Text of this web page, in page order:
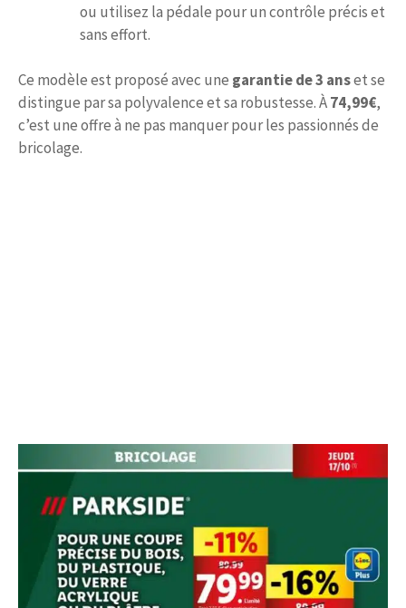
ou utilisez la pédale pour un contrôle précis et
sans effort.
Ce modèle est proposé avec une garantie de 3 anset se
distingue par sa polyvalence et sa robustesse. À74,99€,
c’est une offre à ne pas manquer pour les passionnés de
bricolage.